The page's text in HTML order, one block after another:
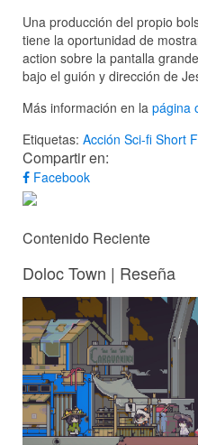
Una producción del propio
tiene la oportunidad de
action sobre la pantalla
bajo el guión y dirección de
Más información en la página
Etiquetas: Acción Sci-fi Short
Compartir en:
Facebook
Contenido Reciente
Doloc Town | Reseña